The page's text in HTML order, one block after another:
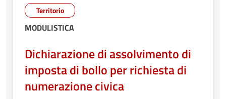
Territorio
MODULISTICA
Dichiarazione di assolvimento di
imposta di bollo per richiesta di
numerazione civica